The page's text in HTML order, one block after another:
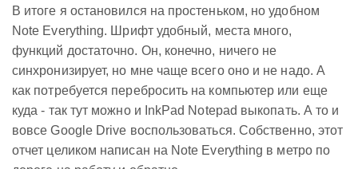
В итоге я остановился на простеньком, но удобном
Note Everything. Шрифт удобный, места много,
функций достаточно. Он, конечно, ничего не
синхронизирует, но мне чаще всего оно и не надо. А
как потребуется перебросить на компьютер или еще
куда - так тут можно и InkPad Notepad выкопать. А то и
вовсе Google Drive воспользоваться. Собственно, этот
отчет целиком написан на Note Everything в метро по